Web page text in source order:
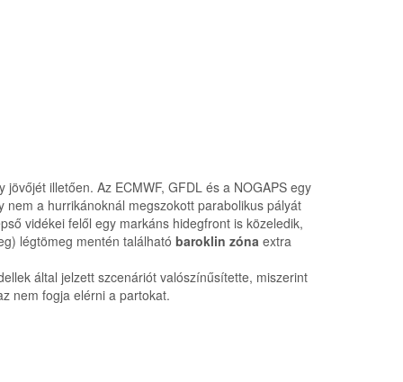
illetően. Az ECMWF, GFDL és a NOGAPS egy
nem a hurrikánoknál megszokott parabolikus pályát
vidékei felől egy markáns hidegfront is közeledik,
légtömeg mentén található baroklin zóna extra
által jelzett szcenáriót valószínűsítette, miszerint
nem fogja elérni a partokat.